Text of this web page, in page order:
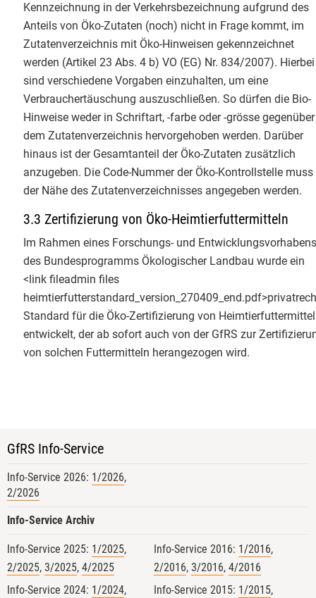
wir unterschiedlichste
Auditsituationen simuliert
Verbotene Betriebsmittel konnten
praktisch angeschaut werden. Der
abschließende Open Space gab
dann für die Teilnehmenden mit
drei jungen Bio-Inspekteur:innen
den Freiraum, Fallstricke und Best
Practices aus der Kontrollpraxis
gemeinsam zu diskutieren.
​Ein starkes Format für die
Qualitätssicherung von morgen!
​#Qualitätsmanagement
#BioZertifizierungBundesanstalt
für Landwirtschaft und Ernährung
GfRS Gesellschaft für
Ressourcenschutz mbH
Kennzeichnung in der Verkehrsbezeichnung aufgrund des
Anteils von Öko-Zutaten (noch) nicht in Frage kommt, im
Zutatenverzeichnis mit Öko-Hinweisen gekennzeichnet
werden (Artikel 23 Abs. 4 b) VO (EG) Nr. 834/2007). Hierbei
sind verschiedene Vorgaben einzuhalten, um eine
Verbrauchertäuschung auszuschließen. So dürfen die Bio-
Hinweise weder in Schriftart, -farbe oder -grösse gegenüber
dem Zutatenverzeichnis hervorgehoben werden. Darüber
hinaus ist der Gesamtanteil der Öko-Zutaten zusätzlich
anzugeben. Die Code-Nummer der Öko-Kontrollstelle
der Nähe des Zutatenverzeichnisses angegeben werden.
3.3 Zertifizierung von Öko-Heimtierfuttermitteln
Im Rahmen eines Forschungs- und
des Bundesprogramms Ökologischer Landbau wurde ein
<link fileadmin files
Standard für die Öko-Zertifizierung von
entwickelt, der ab sofort auch von der GfRS zur
von solchen Futtermitteln herangezogen wird.
GfRS Info-Service
Info-Service 2026: 1/2026,
2/2026
Info-Service Archiv
Info-Service 2025: 1/2025,
2/2025,3/2025,4/2025
Info-Service 2024: 1/2024,
Info-Service 2016: 1/2016,
2/2016,3/2016,4/2016
Info-Service 2015: 1/2015,